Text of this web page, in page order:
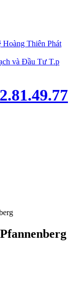
Thiên Phát
và Đầu Tư T.p